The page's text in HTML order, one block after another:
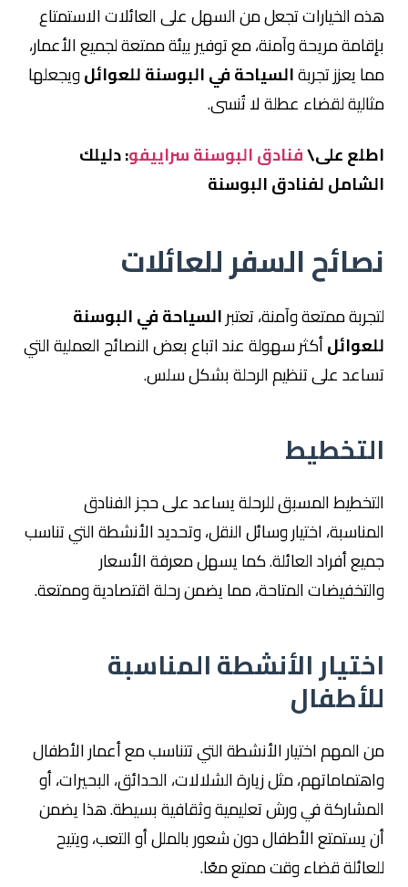
هذه الخيارات تجعل من السهل على العائلات الاستمتاع
بإقامة مريحة وآمنة، مع توفير بيئة ممتعة لجميع الأعمار،
مما يعزز تجربةالسياحة في البوسنة للعوائلويجعلها
مثالية لقضاء عطلة لا تُنسى.
اطلع على\فنادق البوسنة سراييفو: دليلك
الشامل لفنادق البوسنة
نصائح السفر للعائلات
لتجربة ممتعة وآمنة، تعتبرالسياحة في البوسنة
للعوائلأكثر سهولة عند اتباع بعض النصائح العملية التي
تساعد على تنظيم الرحلة بشكل سلس.
التخطيط
التخطيط المسبق للرحلة يساعد على حجز الفنادق
المناسبة، اختيار وسائل النقل، وتحديد الأنشطة التي تناسب
جميع أفراد العائلة. كما يسهل معرفة الأسعار
والتخفيضات المتاحة، مما يضمن رحلة اقتصادية وممتعة.
اختيار الأنشطة المناسبة
للأطفال
من المهم اختيار الأنشطة التي تتناسب مع أعمار الأطفال
واهتماماتهم، مثل زيارة الشلالات، الحدائق، البحيرات، أو
المشاركة في ورش تعليمية وثقافية بسيطة. هذا يضمن
أن يستمتع الأطفال دون شعور بالملل أو التعب، ويتيح
للعائلة قضاء وقت ممتع معًا.